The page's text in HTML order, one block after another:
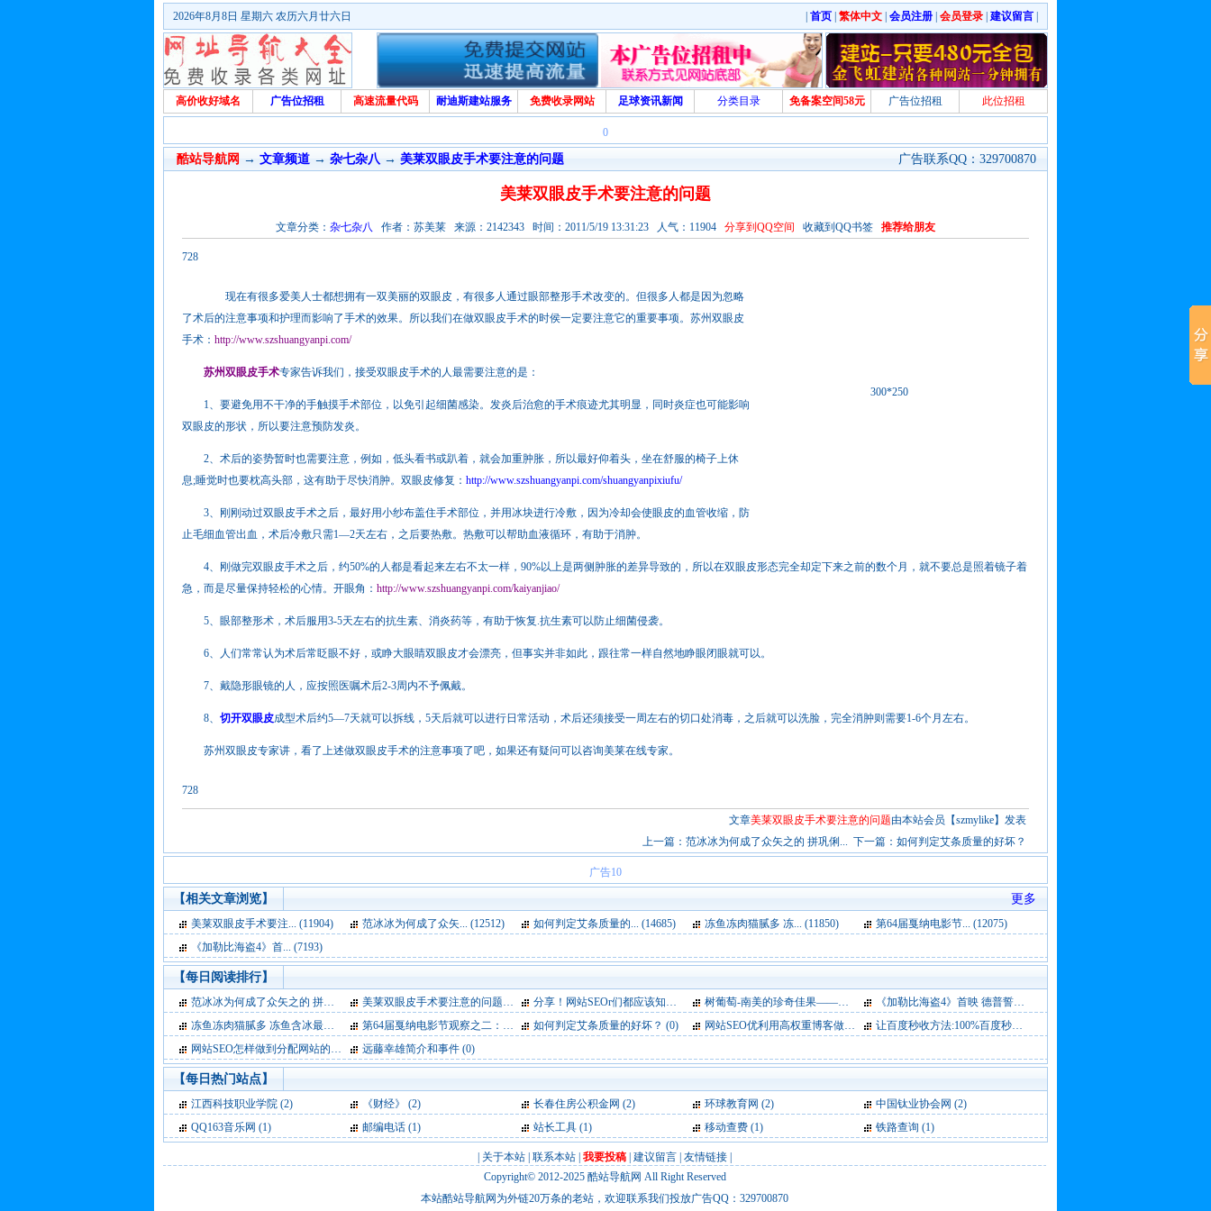
首页 繁体中文 会员注册 会员登录 建议留言
2026年8月8日 星期六 农历六月廿六日
高价收好域名 广告位招租 高速流量代码 耐迪斯建站服务 免费收录网站 足球资讯新闻 分类目录 免备案空间58元 广告位招租 此位招租
0
广告联系QQ：329700870
酷站导航网 → 文章频道→ 杂七杂八 → 美莱双眼皮手术要注意的问题
美莱双眼皮手术要注意的问题
文章分类： 杂七杂八 作者：苏美莱 来源：2142343 时间：2011/5/19 13:31:23 人气：11904 分享到QQ空间 收藏到QQ书签 推荐给朋友
728
300*250
现在有很多爱美人士都想拥有一双美丽的双眼皮，有很多人通过眼部整形手术改变的。但很多人都是因为忽略
了术后的注意事项和护理而影响了手术的效果。所以我们在做双眼皮手术的时侯一定要注意它的重要事项。苏州双眼皮
手术： http://www.szshuangyanpi.com/
苏州双眼皮手术专家告诉我们，接受双眼皮手术的人最需要注意的是：
1、要避免用不干净的手触摸手术部位，以免引起细菌感染。发炎后治愈的手术痕迹尤其明显，同时炎症也可能影响
双眼皮的形状，所以要注意预防发炎。
2、术后的姿势暂时也需要注意，例如，低头看书或趴着，就会加重肿胀，所以最好仰着头，坐在舒服的椅子上休
息;睡觉时也要枕高头部，这有助于尽快消肿。双眼皮修复： http://www.szshuangyanpi.com/shuangyanpixiufu/
3、刚刚动过双眼皮手术之后，最好用小纱布盖住手术部位，并用冰块进行冷敷，因为冷却会使眼皮的血管收缩，防
止毛细血管出血，术后冷敷只需1—2天左右，之后要热敷。热敷可以帮助血液循环，有助于消肿。
4、刚做完双眼皮手术之后，约50%的人都是看起来左右不太一样，90%以上是两侧肿胀的差异导致的，所以在双眼皮形态完全却定下来之前的数个月，就不要总是照着镜子着
急，而是尽量保持轻松的心情。开眼角： http://www.szshuangyanpi.com/kaiyanjiao/
5、眼部整形术，术后服用3-5天左右的抗生素、消炎药等，有助于恢复.抗生素可以防止细菌侵袭。
6、人们常常认为术后常眨眼不好，或睁大眼睛双眼皮才会漂亮，但事实并非如此，跟往常一样自然地睁眼闭眼就可以。
7、戴隐形眼镜的人，应按照医嘱术后2-3周内不予佩戴。
8、 切开双眼皮成型术后约5—7天就可以拆线，5天后就可以进行日常活动，术后还须接受一周左右的切口处消毒，之后就可以洗脸，完全消肿则需要1-6个月左右。
苏州双眼皮专家讲，看了上述做双眼皮手术的注意事项了吧，如果还有疑问可以咨询美莱在线专家。
728
文章美莱双眼皮手术要注意的问题由本站会员【szmylike】发表
上一篇： 范冰冰为何成了众矢之的 拼巩俐... 下一篇： 如何判定艾条质量的好坏？
广告10
更多
【相关文章浏览】
美莱双眼皮手术要注... (11904) 范冰冰为何成了众矢... (12512) 如何判定艾条质量的... (14685) 冻鱼冻肉猫腻多 冻... (11850)
第64届戛纳电影节... (12075)
《加勒比海盗4》首... (7193)
【每日阅读排行】
范冰冰为何成了众矢之的 拼巩俐骚子怡？ (1) 美莱双眼皮手术要注意的问题 (1) 分享！网站SEOr们都应该知道的基本知识 (1) 树葡萄-南美的珍奇佳果——嘉宝果介绍 (1)
《加勒比海盗4》首映 德普誓将“海盗”演 (0)
冻鱼冻肉猫腻多 冻鱼含冰最高五成 (0)
第64届戛纳电影节观察之二：权力场、斗秀 (0) 如何判定艾条质量的好坏？ (0) 网站SEO优利用高权重博客做外链的9要点 (0)
让百度秒收方法:100%百度秒收是不存在 (0)
网站SEO怎样做到分配网站的权重正确 (0)
远藤幸雄简介和事件 (0)
【每日热门站点】
江西科技职业学院 (2) 《财经》 (2) 长春住房公积金网 (2) 环球教育网 (2) 中国钛业协会网 (2)
QQ163音乐网 (1) 邮编电话 (1) 站长工具 (1) 移动查费 (1) 铁路查询 (1)
关于本站 联系本站 我要投稿 建议留言 友情链接
Copyright© 2012-2025 酷站导航网 All Right Reserved
本站酷站导航网为外链20万条的老站，欢迎联系我们投放广告QQ：329700870